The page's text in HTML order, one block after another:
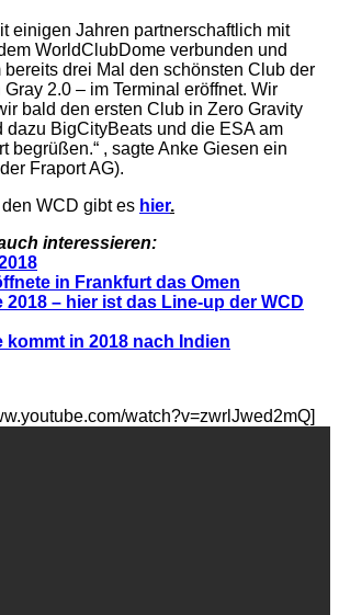
einigen Jahren partnerschaftlich mit
WorldClubDome verbunden und
bereits drei Mal den schönsten Club der
2.0 – im Terminal eröffnet. Wir
bald den ersten Club in Zero Gravity
dazu BigCityBeats und die ESA am
begrüßen.“ , sagte Anke Giesen ein
Fraport AG).
WCD gibt es hier.
interessieren:
in Frankfurt das Omen
– hier ist das Line-up der WCD
kommt in 2018 nach Indien
watch?v=zwrlJwed2mQ]